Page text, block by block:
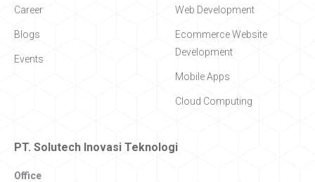
Career
Blogs
Events
Web Development
Ecommerce Website
Development
Mobile Apps
Cloud Computing
PT. Solutech Inovasi Teknologi
Office